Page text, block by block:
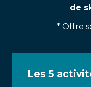
de
* Offre
Les 5